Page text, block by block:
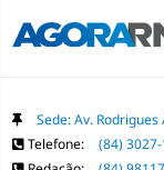
Sede: Av.
Telefone:
(84)